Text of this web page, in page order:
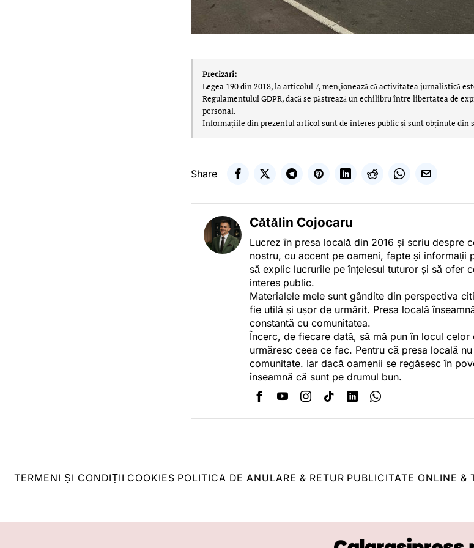
Precizări:
Legea 190 din 2018, la articolul 7, menţionează că activitatea jurnalistică
Regulamentului GDPR, dacă se păstrează un echilibru între libertatea de
personal.
Informațiile din prezentul articol sunt de interes public și sunt obținute din
Share
Cătălin Cojocaru
Lucrez în presa locală din 2016 și scriu despre
nostru, cu accent pe oameni, fapte și informații
să explic lucrurile pe înțelesul tuturor și să ofer
interes public.
Materialele mele sunt gândite din perspectiva
fie utilă și ușor de urmărit. Presa locală
constantă cu comunitatea.
Încerc, de fiecare dată, să mă pun în locul
urmăresc ceea ce fac. Pentru că presa locală
comunitate. Iar dacă oamenii se regăsesc în
înseamnă că sunt pe drumul bun.
TERMENI ȘI CONDIȚII COOKIES POLITICA DE ANULARE & RETUR PUBLICITATE ONLINE &